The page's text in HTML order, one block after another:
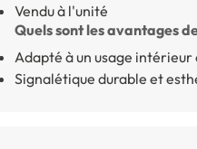
Vendu à l'unité
Quels sont les avantages
Adapté à un usage
Signalétique durable et